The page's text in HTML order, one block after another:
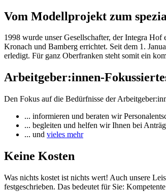
Vom Modellprojekt zum
1998 wurde unser Gesellschafter, der Integra
Kronach und Bamberg errichtet. Seit dem 1.
erledigt. Für ganz Oberfranken steht somit ein
Arbeitgeber:innen-
Den Fokus auf die Bedürfnisse der
... informieren und beraten wir
... begleiten und helfen wir Ihnen bei
... und vieles mehr
Keine Kosten
Was nichts kostet ist nichts wert! Auch unsere
festgeschrieben. Das bedeutet für Sie: